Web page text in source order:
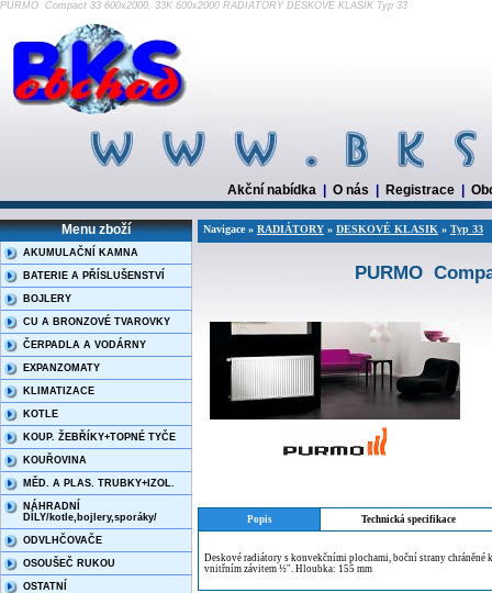
PURMO Compact 33 600x2000, 33K 600x2000 RADIÁTORY DESKOVÉ KLASIK Typ 33
Akční nabídka O nás Registrace
Menu zboží
AKUMULAČNÍ KAMNA
BATERIE A PŘÍSLUŠENSTVÍ
BOJLERY
CU A BRONZOVÉ TVAROVKY
ČERPADLA A VODÁRNY
EXPANZOMATY
KLIMATIZACE
KOTLE
KOUP. ŽEBŘÍKY+TOPNÉ TYČE
KOUŘOVINA
MĚD. A PLAS. TRUBKY+IZOL.
NÁHRADNÍ
DÍLY/kotle,bojlery,sporáky/
ODVLHČOVAČE
OSOUŠEČ RUKOU
OSTATNÍ
Navigace » RADIÁTORY » DESKOVÉ KLASIK » Typ 33
PURMO
Popis Technická specifikace
Deskové radiátory s konvekčními plochami, boční strany
vnitřním závitem ½″. Hloubka: 155 mm